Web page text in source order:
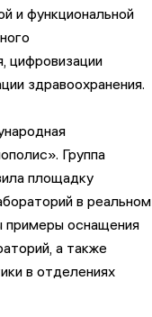
и функциональной
цифровизации
здравоохранения.
Группа
площадку
в реальном
примеры оснащения
а также
в отделениях